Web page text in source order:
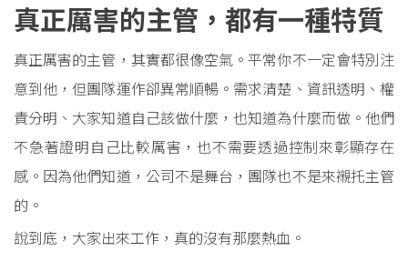
真正厲害的主管，都有一種特質
真正厲害的主管，其實都很像空氣。平常你不一定會特別注
意到他，但團隊運作卻異常順暢。需求清楚、資訊透明、權
責分明、大家知道自己該做什麼，也知道為什麼而做。他們
不急著證明自己比較厲害，也不需要透過控制來彰顯存在
感。因為他們知道，公司不是舞台，團隊也不是來襯托主管
的。
說到底，大家出來工作，真的沒有那麼熱血。